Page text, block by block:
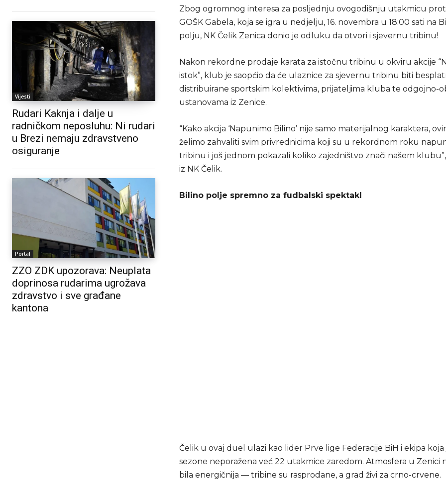
Vijesti
Rudari Kaknja i dalje u
radničkom neposluhu: Ni rudari
u Brezi nemaju zdravstveno
osiguranje
Portal
ZZO ZDK upozorava: Neuplata
doprinosa rudarima ugrožava
zdravstvo i sve građane
kantona
Zbog ogromnog interesa za posljednju ovogodišnju utakmicu
GOŠK Gabela, koja se igra u nedjelju, 16. novembra u 18:00 sati na
polju, NK Čelik Zenica donio je odluku da otvori i sjevernu tribinu!
Nakon rekordne prodaje karata za istočnu tribinu u okviru akcije
istok”, klub je saopćio da će ulaznice za sjevernu tribinu biti
distribuirane sportskim kolektivima, prijateljima kluba te odgojno-
ustanovama iz Zenice.
“Kako akcija ‘Napunimo Bilino’ nije samo materijalnog karaktera,
želimo zahvaliti svim privrednicima koji su u rekordnom roku
tribinu i još jednom pokazali koliko zajedništvo znači našem
iz NK Čelik.
Bilino polje spremno za fudbalski spektakl
Čelik u ovaj duel ulazi kao lider Prve lige Federacije BiH i ekipa koja
sezone neporažena već 22 utakmice zaredom. Atmosfera u Zenici
bila energičnija — tribine su rasprodane, a grad živi za crno-crvene.